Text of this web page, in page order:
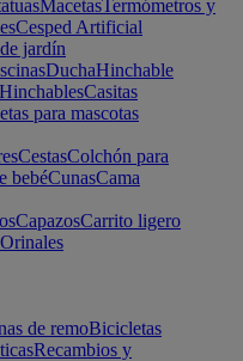
MacetasTermómetros y
Cesped Artificial
jardín
DuchaHinchable
HinchablesCasitas
para mascotas
CestasColchón para
bebéCunasCama
CapazosCarrito ligero
Orinales
de remoBicicletas
Recambios y